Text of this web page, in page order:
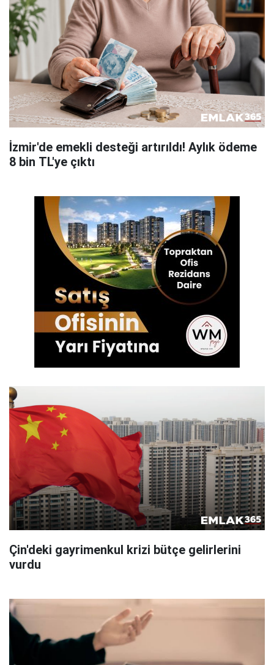
İzmir'de emekli desteği artırıldı! Aylık ödeme
8 bin TL'ye çıktı
Çin'deki gayrimenkul krizi bütçe gelirlerini
vurdu